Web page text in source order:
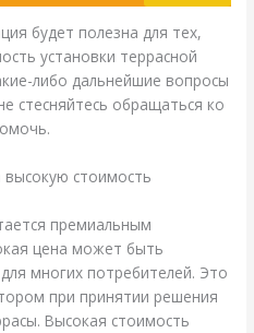
будет полезна для тех,
установки террасной
либо дальнейшие вопросы
стесняйтесь обращаться ко
стоимость
премиальным
цена может быть
многих потребителей. Это
при принятии решения
Высокая стоимость